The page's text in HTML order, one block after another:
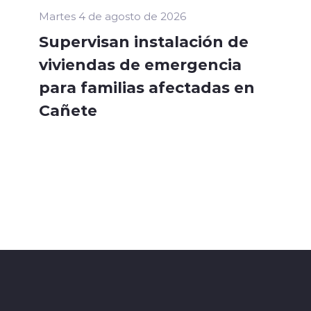
Martes 4 de agosto de 2026
Supervisan instalación de
viviendas de emergencia
para familias afectadas en
Cañete